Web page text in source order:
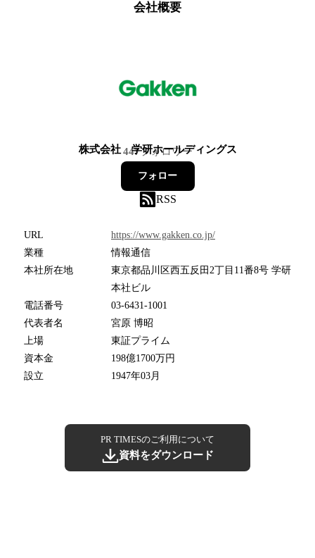
会社概要
株式会社 学研ホールディングス
447フォロワー
フォロー
RSS
URL
https://www.gakken.co.jp/
業種
情報通信
本社所在地
東京都品川区西五反田2丁目11番8号 学研
本社ビル
電話番号
03-6431-1001
代表者名
宮原 博昭
上場
東証プライム
資本金
198億1700万円
設立
1947年03月
PR TIMESのご利用について
資料をダウンロード